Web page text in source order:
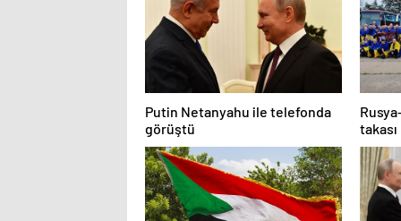
Putin Netanyahu ile telefonda
görüştü
takası